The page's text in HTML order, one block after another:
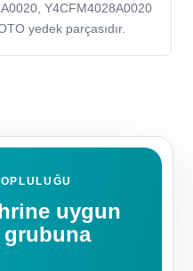
Y4CFM4028A0020
yedek parçasıdır.
uygun
grubuna